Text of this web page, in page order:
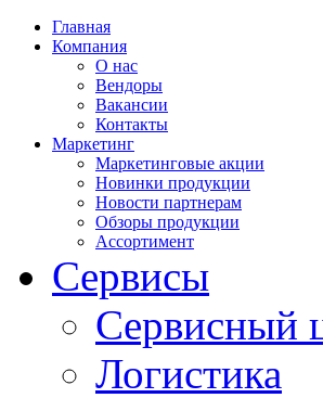
Главная
Компания
О нас
Вендоры
Вакансии
Контакты
Маркетинг
Маркетинговые акции
Новинки продукции
Новости партнерам
Обзоры продукции
Ассортимент
Сервисы
Сервисный
Логистика